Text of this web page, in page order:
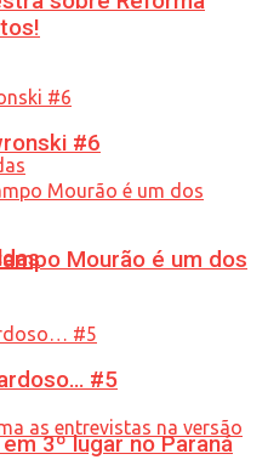
3º lugar no Paraná
#6
Mourão é um dos
#5